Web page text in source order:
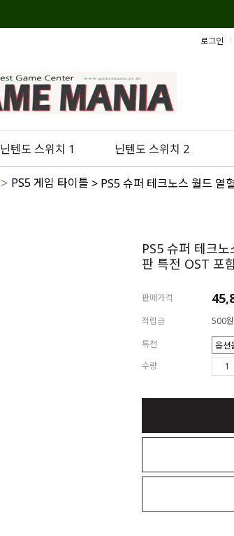
로그인
닌텐도 스위치 1 닌텐도 스위치 2
> PS5 게임 타이틀 > PS5 슈퍼 테크노스 월드 열
PS5 슈퍼 테크
판 특전 OST 포
판매가격
적립금
500원
특전
수량